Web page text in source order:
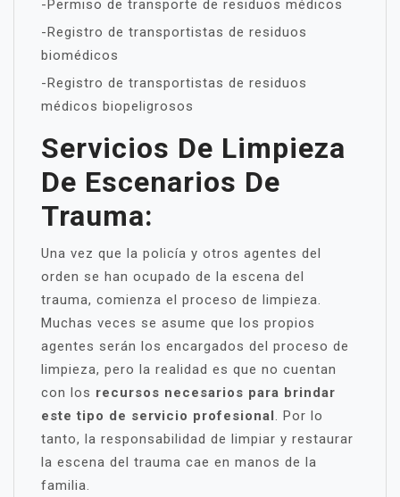
-Permiso de transporte de residuos médicos
-Registro de transportistas de residuos
biomédicos
-Registro de transportistas de residuos
médicos biopeligrosos
Servicios De Limpieza
De Escenarios De
Trauma:
Una vez que la policía y otros agentes del
orden se han ocupado de la escena del
trauma, comienza el proceso de limpieza.
Muchas veces se asume que los propios
agentes serán los encargados del proceso de
limpieza, pero la realidad es que no cuentan
con los recursos necesarios para brindar
este tipo de servicio profesional . Por lo
tanto, la responsabilidad de limpiar y restaurar
la escena del trauma cae en manos de la
familia.